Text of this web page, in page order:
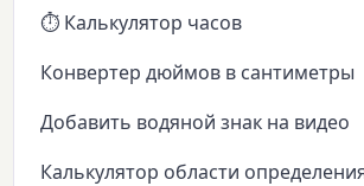
⏱️ Калькулятор часов
Конвертер дюймов в сантиметры
Добавить водяной знак на видео
Калькулятор области